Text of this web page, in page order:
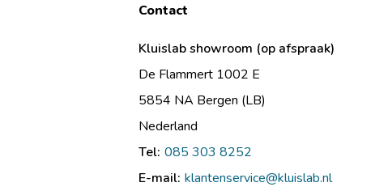
Contact
Kluislab showroom (op afspraak)
De Flammert 1002 E
5854 NA Bergen (LB)
Nederland
Tel: 085 303 8252
E-mail: klantenservice@kluislab.nl